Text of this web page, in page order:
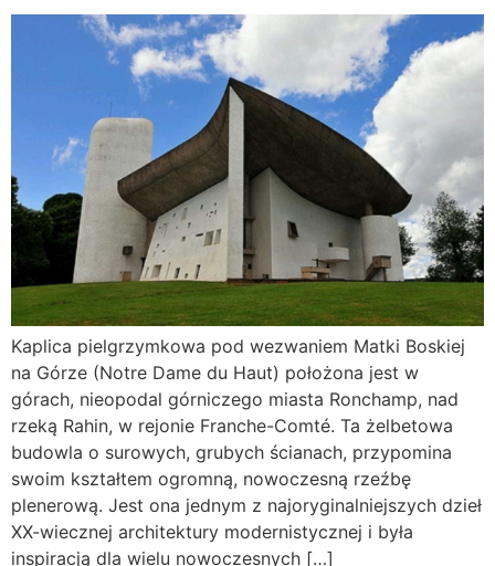
Kaplica pielgrzymkowa pod wezwaniem Matki Boskiej
na Górze (Notre Dame du Haut) położona jest w
górach, nieopodal górniczego miasta Ronchamp, nad
rzeką Rahin, w rejonie Franche-Comté. Ta żelbetowa
budowla o surowych, grubych ścianach, przypomina
swoim kształtem ogromną, nowoczesną rzeźbę
plenerową. Jest ona jednym z najoryginalniejszych dzieł
XX-wiecznej architektury modernistycznej i była
inspiracją dla wielu nowoczesnych […]